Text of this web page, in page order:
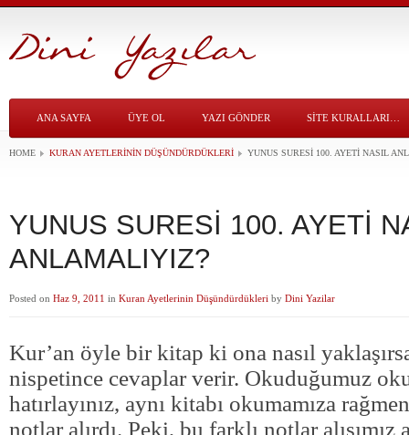
ANA SAYFA ÜYE OL YAZI GÖNDER SITE KURALLARI…
HOME KURAN AYETLERININ DÜŞÜNDÜRDÜKLERI YUNUS SURESİ 100. AYETİ NASIL
YUNUS SURESİ 100. AYETİ
ANLAMALIYIZ?
Posted on Haz 9, 2011 in Kuran Ayetlerinin Düşündürdükleri by Dini Yazilar
Kur’an öyle bir kitap ki ona nasıl
nispetince cevaplar verir. Okuduğumuz
hatırlayınız, aynı kitabı okumamıza
notlar alırdı. Peki, bu farklı notlar alışımız